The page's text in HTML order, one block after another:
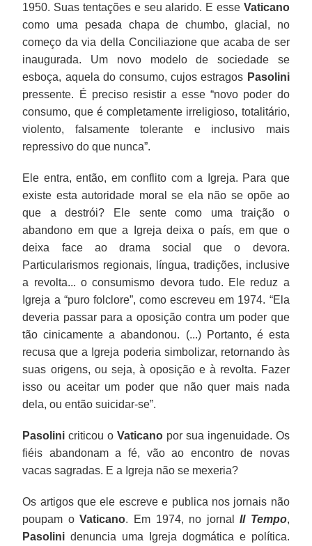
1950. Suas tentações e seu alarido. E esse Vaticano
como uma pesada chapa de chumbo, glacial, no
começo da via della Conciliazione que acaba de ser
inaugurada. Um novo modelo de sociedade se
esboça, aquela do consumo, cujos estragos Pasolini
pressente. É preciso resistir a esse “novo poder do
consumo, que é completamente irreligioso, totalitário,
violento, falsamente tolerante e inclusivo mais
repressivo do que nunca”.
Ele entra, então, em conflito com a Igreja. Para que
existe esta autoridade moral se ela não se opõe ao
que a destrói? Ele sente como uma traição o
abandono em que a Igreja deixa o país, em que o
deixa face ao drama social que o devora.
Particularismos regionais, língua, tradições, inclusive
a revolta... o consumismo devora tudo. Ele reduz a
Igreja a “puro folclore”, como escreveu em 1974. “Ela
deveria passar para a oposição contra um poder que
tão cinicamente a abandonou. (...) Portanto, é esta
recusa que a Igreja poderia simbolizar, retornando às
suas origens, ou seja, à oposição e à revolta. Fazer
isso ou aceitar um poder que não quer mais nada
dela, ou então suicidar-se”.
Pasolini criticou oVaticano por sua ingenuidade. Os
fiéis abandonam a fé, vão ao encontro de novas
vacas sagradas. E a Igreja não se mexeria?
Os artigos que ele escreve e publica nos jornais não
poupam oVaticano. Em 1974, no jornalIl Tempo,
Pasolini denuncia uma Igreja dogmática e política.